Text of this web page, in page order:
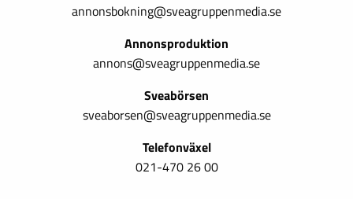
annonsbokning@sveagruppenmedia.se
Annonsproduktion
annons@sveagruppenmedia.se
Sveabörsen
sveaborsen@sveagruppenmedia.se
Telefonväxel
021-470 26 00